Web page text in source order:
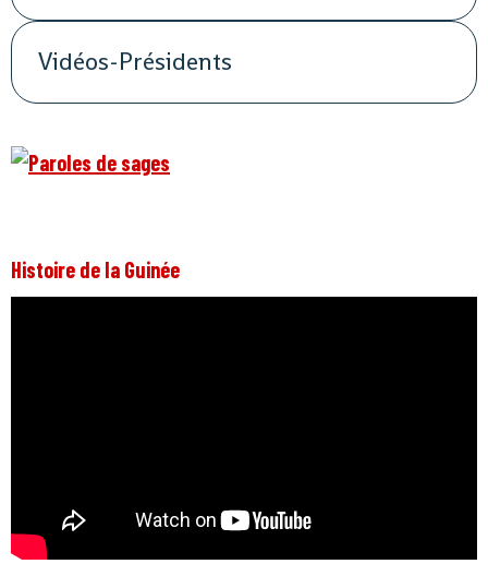
Vidéos-Présidents
Histoire de la Guinée